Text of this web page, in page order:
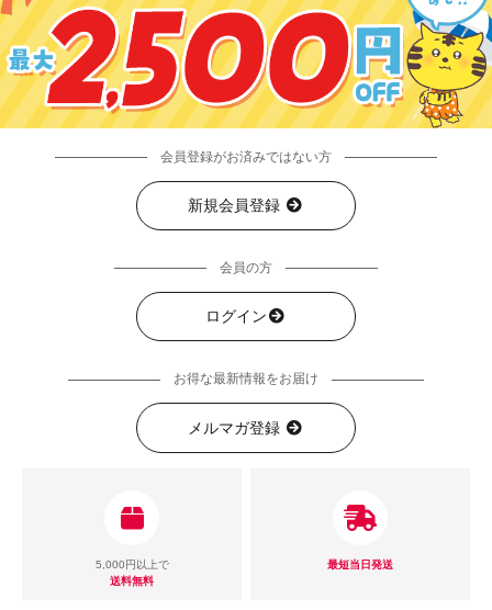
会員登録がお済みではない方
新規会員登録
会員の方
ログイン
お得な最新情報をお届け
メルマガ登録
5,000円以上で
送料無料
最短当日発送